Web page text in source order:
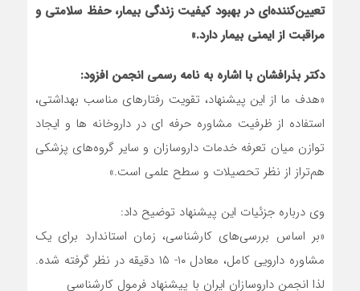
تعیین‌کننده‌ای در بهبود کیفیت زندگی بیمار، حفظ سلامتی و
مراقبت از ایمنی بیمار دارد.»
دکتر بذرافشان با اشاره به نامه رسمی انجمن افزود:
«هدف ما از این پیشنهاد، تقویت رفتارهای مناسب بهداشتی،
استفاده از ظرفیت مشاوره حرفه ای در داروخانه ها و ایجاد
توازن میان تعرفه خدمات داروسازان و سایر گروه‌های پزشکی
هم‌تراز از نظر تحصیلات و سطح علمی است.»
وی درباره جزئیات این پیشنهاد توضیح داد:
«بر اساس بررسی‌های کارشناسی، زمان استاندارد برای یک
مشاوره دارویی کامل، معادل ۱۰- ۱۵ دقیقه در نظر گرفته شده.
لذا انجمن داروسازان ایران با پیشنهاد فرمول کارشناسی